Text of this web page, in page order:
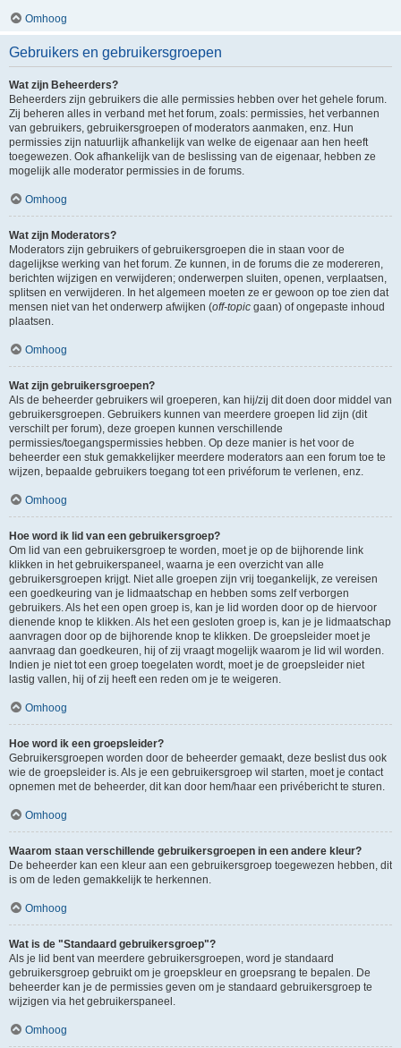
Omhoog
Gebruikers en gebruikersgroepen
Wat zijn Beheerders?
Beheerders zijn gebruikers die alle permissies hebben over het gehele forum.
Zij beheren alles in verband met het forum, zoals: permissies, het verbannen
van gebruikers, gebruikersgroepen of moderators aanmaken, enz. Hun
permissies zijn natuurlijk afhankelijk van welke de eigenaar aan hen heeft
toegewezen. Ook afhankelijk van de beslissing van de eigenaar, hebben ze
mogelijk alle moderator permissies in de forums.
Omhoog
Wat zijn Moderators?
Moderators zijn gebruikers of gebruikersgroepen die in staan voor de
dagelijkse werking van het forum. Ze kunnen, in de forums die ze modereren,
berichten wijzigen en verwijderen; onderwerpen sluiten, openen, verplaatsen,
splitsen en verwijderen. In het algemeen moeten ze er gewoon op toe zien dat
mensen niet van het onderwerp afwijken (off-topic gaan) of ongepaste inhoud
plaatsen.
Omhoog
Wat zijn gebruikersgroepen?
Als de beheerder gebruikers wil groeperen, kan hij/zij dit doen door middel van
gebruikersgroepen. Gebruikers kunnen van meerdere groepen lid zijn (dit
verschilt per forum), deze groepen kunnen verschillende
permissies/toegangspermissies hebben. Op deze manier is het voor de
beheerder een stuk gemakkelijker meerdere moderators aan een forum toe te
wijzen, bepaalde gebruikers toegang tot een privéforum te verlenen, enz.
Omhoog
Hoe word ik lid van een gebruikersgroep?
Om lid van een gebruikersgroep te worden, moet je op de bijhorende link
klikken in het gebruikerspaneel, waarna je een overzicht van alle
gebruikersgroepen krijgt. Niet alle groepen zijn vrij toegankelijk, ze vereisen
een goedkeuring van je lidmaatschap en hebben soms zelf verborgen
gebruikers. Als het een open groep is, kan je lid worden door op de hiervoor
dienende knop te klikken. Als het een gesloten groep is, kan je je lidmaatschap
aanvragen door op de bijhorende knop te klikken. De groepsleider moet je
aanvraag dan goedkeuren, hij of zij vraagt mogelijk waarom je lid wil worden.
Indien je niet tot een groep toegelaten wordt, moet je de groepsleider niet
lastig vallen, hij of zij heeft een reden om je te weigeren.
Omhoog
Hoe word ik een groepsleider?
Gebruikersgroepen worden door de beheerder gemaakt, deze beslist dus ook
wie de groepsleider is. Als je een gebruikersgroep wil starten, moet je contact
opnemen met de beheerder, dit kan door hem/haar een privébericht te sturen.
Omhoog
Waarom staan verschillende gebruikersgroepen in een andere kleur?
De beheerder kan een kleur aan een gebruikersgroep toegewezen hebben, dit
is om de leden gemakkelijk te herkennen.
Omhoog
Wat is de "Standaard gebruikersgroep"?
Als je lid bent van meerdere gebruikersgroepen, word je standaard
gebruikersgroep gebruikt om je groepskleur en groepsrang te bepalen. De
beheerder kan je de permissies geven om je standaard gebruikersgroep te
wijzigen via het gebruikerspaneel.
Omhoog